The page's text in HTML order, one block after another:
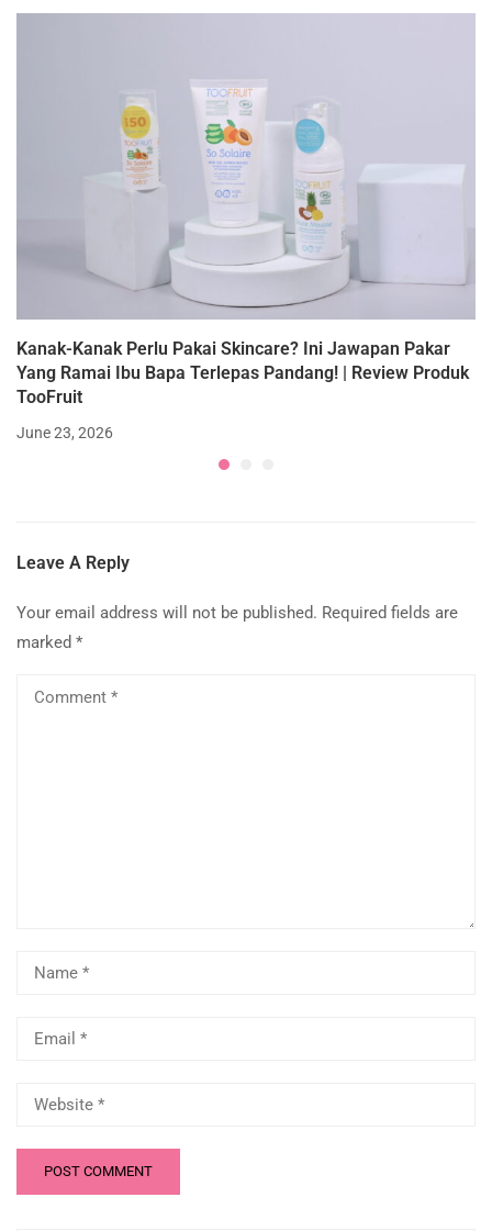
Kanak-Kanak Perlu Pakai Skincare? Ini Jawapan Pakar
Yang Ramai Ibu Bapa Terlepas Pandang! | Review Produk
TooFruit
June 23, 2026
Leave A Reply
Your email address will not be published. Required fields are
marked *